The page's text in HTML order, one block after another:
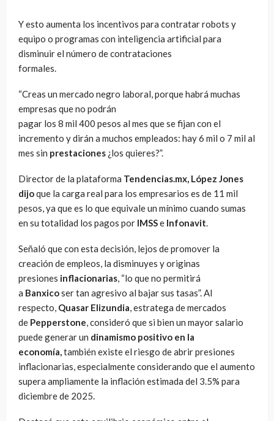
Y esto aumenta los incentivos para contratar robots y
equipo o programas con inteligencia artificial para
disminuir el número de contrataciones
formales.
“Creas un mercado negro laboral, porque habrá muchas
empresas que no podrán
pagar los 8 mil 400 pesos al mes que se fijan con el
incremento y dirán a muchos empleados: hay 6 mil o 7 mil al
mes sin prestaciones ¿los quieres?”.
Director de la plataforma Tendencias.mx, López Jones
dijoque la carga real para los empresarios es de 11 mil
pesos, ya que es lo que equivale un mínimo cuando sumas
en su totalidad los pagos por IMSSe Infonavit
Señaló que con esta decisión, lejos de promover la
creación de empleos, la disminuyes y originas
presiones inflacionarias , “lo que no permitirá
a Banxicoser tan agresivo al bajar sus tasas”. Al
respecto, Quasar Elizundia , estratega de mercados
de Pepperstone , consideró que si bien un mayor salario
puede generar un dinamismo positivo en la
economía, también existe el riesgo de abrir presiones
inflacionarias, especialmente considerando que el aumento
supera ampliamente la inflación estimada del 3.5% para
diciembre de 2025.